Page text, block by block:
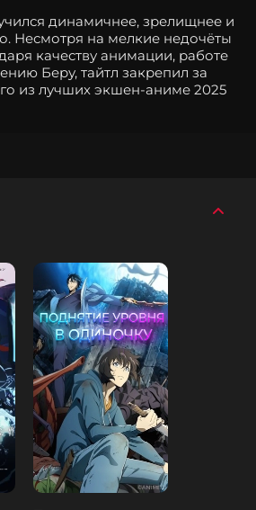
динамичнее, зрелищнее и
Несмотря на мелкие недочёты
качеству анимации, работе
Беру, тайтл закрепил за
из лучших экшен-аниме 2025